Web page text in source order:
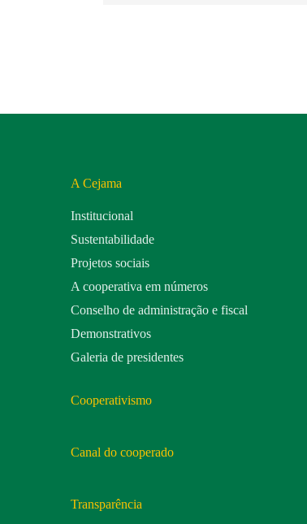
A Cejama
Institucional
Sustentabilidade
Projetos sociais
A cooperativa em números
Conselho de administração e fiscal
Demonstrativos
Galeria de presidentes
Cooperativismo
Canal do cooperado
Transparência